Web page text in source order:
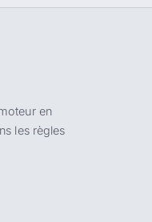
en
les règles